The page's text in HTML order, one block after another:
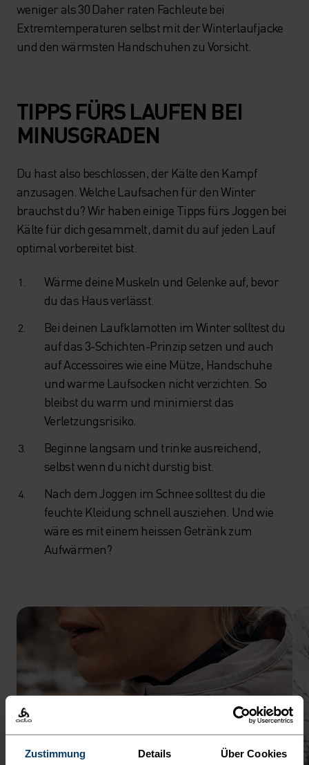
Zustimmung Details Über Cookies
weniger als 30 Daher raten Fachleute bei
Extremtemperaturen selbst mit der Winterlaufjacke
und den wärmsten Handschuhen zu Vorsicht.
TIPPS FÜRS LAUFEN BEI
MINUSGRADEN
Du hast also beschlossen, der Kälte den Kampf
anzusagen. Welche Laufsachen für den Winter
brauchst du? Wir haben einige Tipps fürs Joggen bei
Kälte für dich gesammelt, damit du auf jeden Lauf
optimal vorbereitet bist.
Wärme deine Muskeln und Gelenke auf, bevor
du das Haus verlässt.
Bei deinen Laufklamotten im Winter solltest du
auf das 3-Schichten-Prinzip setzen und auch
auf Accessoires wie eine Mütze, Handschuhe
und warme Laufsocken nicht verzichten. So
bleibst du warm und minimierst das
Verletzungsrisiko.
Beginne langsam und trinke ausreichend,
selbst wenn du nicht durstig bist.
Nach dem Joggen im Schnee solltest du die
feuchte Kleidung schnell ausziehen. Und wie
wäre es mit einem heissen Getränk zum
Aufwärmen?